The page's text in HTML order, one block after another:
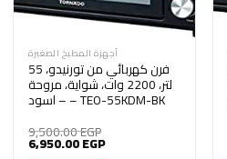
أجهزة المطبخ الصغيرة
فرن كهربائي من تورنيدو، 55
لتر، 2200 وات، شواية، مروحة
– اسود – TEO-55KDM-BK
9,500.00EGP
Original
6,950.00EGPCurrent